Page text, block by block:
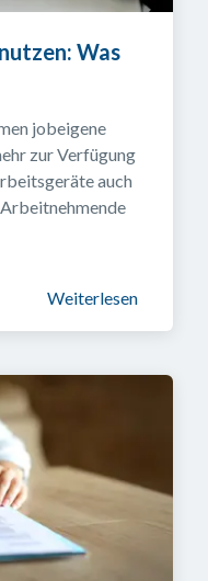
Was
jobeigene
zur Verfügung
auch
Weiterlesen